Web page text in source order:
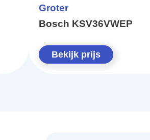
Groter
Bosch KSV36VWEP
Bekijk prijs